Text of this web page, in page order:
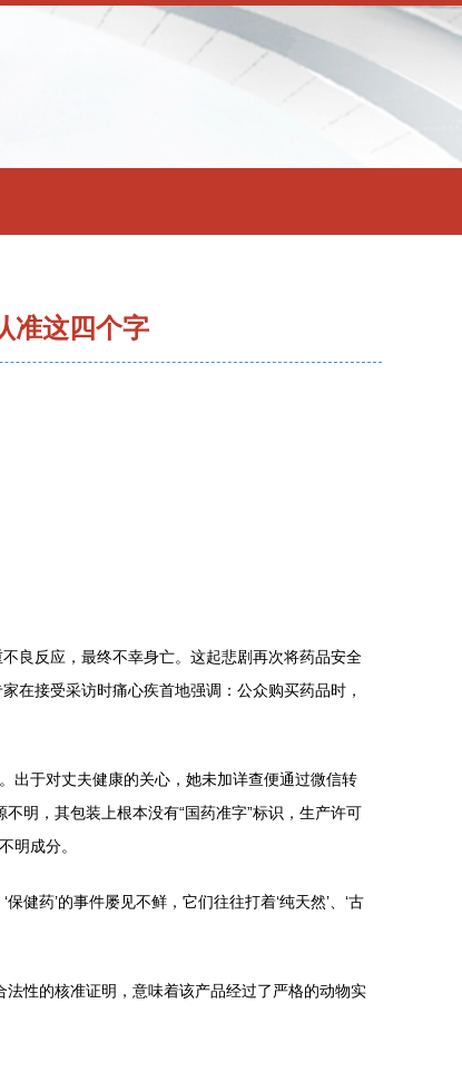
准这四个字
良反应，最终不幸身亡。这起悲剧再次将药品安全
在接受采访时痛心疾首地强调：公众购买药品时，
出于对丈夫健康的关心，她未加详查便通过微信转
明，其包装上根本没有“国药准字”标识，生产许可
明成分。
健药’的事件屡见不鲜，它们往往打着‘纯天然’、‘古
法性的核准证明，意味着该产品经过了严格的动物实